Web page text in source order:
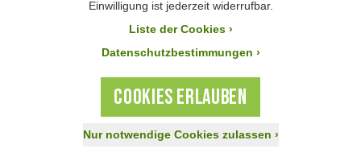
Einwilligung ist jederzeit widerrufbar.
Liste der Cookies ›
Datenschutzbestimmungen ›
COOKIES ERLAUBEN
Nur notwendige Cookies zulassen ›
› Impressum und Datenschutz
BUND Naturschutz ist steuerlich absetzbar.